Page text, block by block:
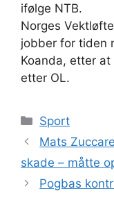
ifølge NTB.
Norges
jobber for tiden
Koanda, etter
etter OL.
Kategorier
Sport
Mats
skade – måtte
Pogbas